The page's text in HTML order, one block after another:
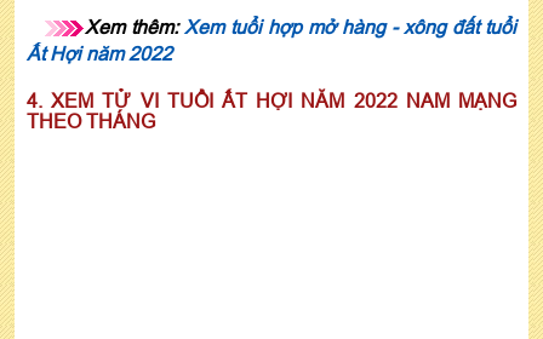
Xem thêm:Xem tuổi hợp mở hàng - xông đất tuổi
Ất Hợi năm 2022
4. XEM TỬ VI TUỔI ẤT HỢI NĂM 2022 NAM MẠNG
THEO THÁNG